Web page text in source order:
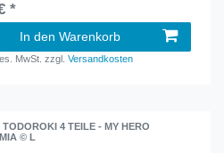
*
In den Warenkorb
MwSt. zzgl.Versandkosten
TODOROKI 4 TEILE - MY HERO
© L